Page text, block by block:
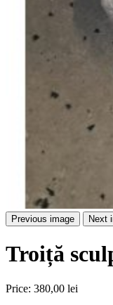
Previous image Next
Troiță
Price: 380,00 lei